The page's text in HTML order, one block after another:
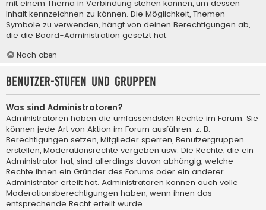
mit einem Thema in Verbindung stehen können, um dessen
Inhalt kennzeichnen zu können. Die Möglichkeit, Themen-
Symbole zu verwenden, hängt von deinen Berechtigungen ab,
die die Board-Administration gesetzt hat.
Nach oben
Benutzer-Stufen und Gruppen
Was sind Administratoren?
Administratoren haben die umfassendsten Rechte im Forum. Sie
können jede Art von Aktion im Forum ausführen; z. B.
Berechtigungen setzen, Mitglieder sperren, Benutzergruppen
erstellen, Moderationsrechte vergeben usw. Die Rechte, die ein
Administrator hat, sind allerdings davon abhängig, welche
Rechte ihnen ein Gründer des Forums oder ein anderer
Administrator erteilt hat. Administratoren können auch volle
Moderationsberechtigungen haben, wenn ihnen das
entsprechende Recht erteilt wurde.